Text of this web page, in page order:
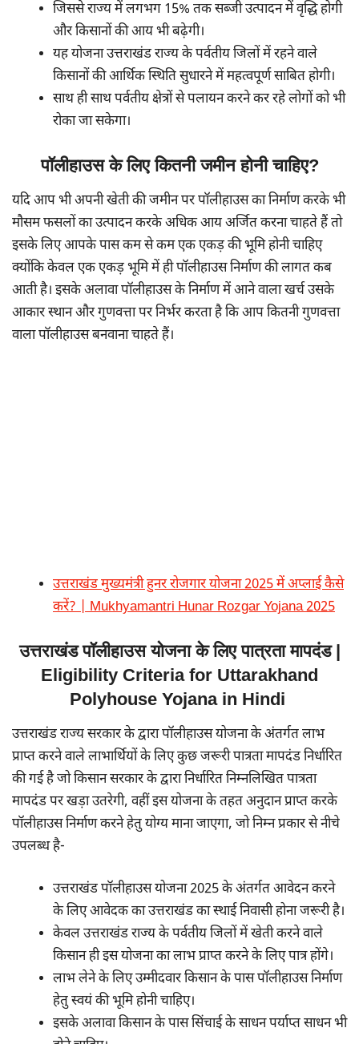
जिससे राज्य में लगभग 15% तक सब्जी उत्पादन में वृद्धि होगी
और किसानों की आय भी बढ़ेगी।
यह योजना उत्तराखंड राज्य के पर्वतीय जिलों में रहने वाले
किसानों की आर्थिक स्थिति सुधारने में महत्वपूर्ण साबित होगी।
साथ ही साथ पर्वतीय क्षेत्रों से पलायन करने कर रहे लोगों को भी
रोका जा सकेगा।
पॉलीहाउस के लिए कितनी जमीन होनी चाहिए?
यदि आप भी अपनी खेती की जमीन पर पॉलीहाउस का निर्माण करके भी
मौसम फसलों का उत्पादन करके अधिक आय अर्जित करना चाहते हैं तो
इसके लिए आपके पास कम से कम एक एकड़ की भूमि होनी चाहिए
क्योंकि केवल एक एकड़ भूमि में ही पॉलीहाउस निर्माण की लागत कब
आती है। इसके अलावा पॉलीहाउस के निर्माण में आने वाला खर्च उसके
आकार स्थान और गुणवत्ता पर निर्भर करता है कि आप कितनी गुणवत्ता
वाला पॉलीहाउस बनवाना चाहते हैं।
उत्तराखंड मुख्यमंत्री हुनर रोजगार योजना 2025 में अप्लाई कैसे
करें? | Mukhyamantri Hunar Rozgar Yojana 2025
उत्तराखंड पॉलीहाउस योजना के लिए पात्रता मापदंड |
Eligibility Criteria for Uttarakhand
Polyhouse Yojana in Hindi
उत्तराखंड राज्य सरकार के द्वारा पॉलीहाउस योजना के अंतर्गत लाभ
प्राप्त करने वाले लाभार्थियों के लिए कुछ जरूरी पात्रता मापदंड निर्धारित
की गई है जो किसान सरकार के द्वारा निर्धारित निम्नलिखित पात्रता
मापदंड पर खड़ा उतरेगी, वहीं इस योजना के तहत अनुदान प्राप्त करके
पॉलीहाउस निर्माण करने हेतु योग्य माना जाएगा, जो निम्न प्रकार से नीचे
उपलब्ध है-
उत्तराखंड पॉलीहाउस योजना 2025 के अंतर्गत आवेदन करने
के लिए आवेदक का उत्तराखंड का स्थाई निवासी होना जरूरी है।
केवल उत्तराखंड राज्य के पर्वतीय जिलों में खेती करने वाले
किसान ही इस योजना का लाभ प्राप्त करने के लिए पात्र होंगे।
लाभ लेने के लिए उम्मीदवार किसान के पास पॉलीहाउस निर्माण
हेतु स्वयं की भूमि होनी चाहिए।
इसके अलावा किसान के पास सिंचाई के साधन पर्याप्त साधन भी